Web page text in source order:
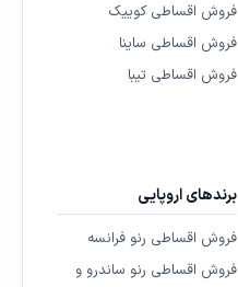
فروش اقساطی کوییک
فروش اقساطی ساینا
فروش اقساطی تیبا
برندهای اروپایی
فروش اقساطی رنو فرانسه
فروش اقساطی رنو ساندرو و